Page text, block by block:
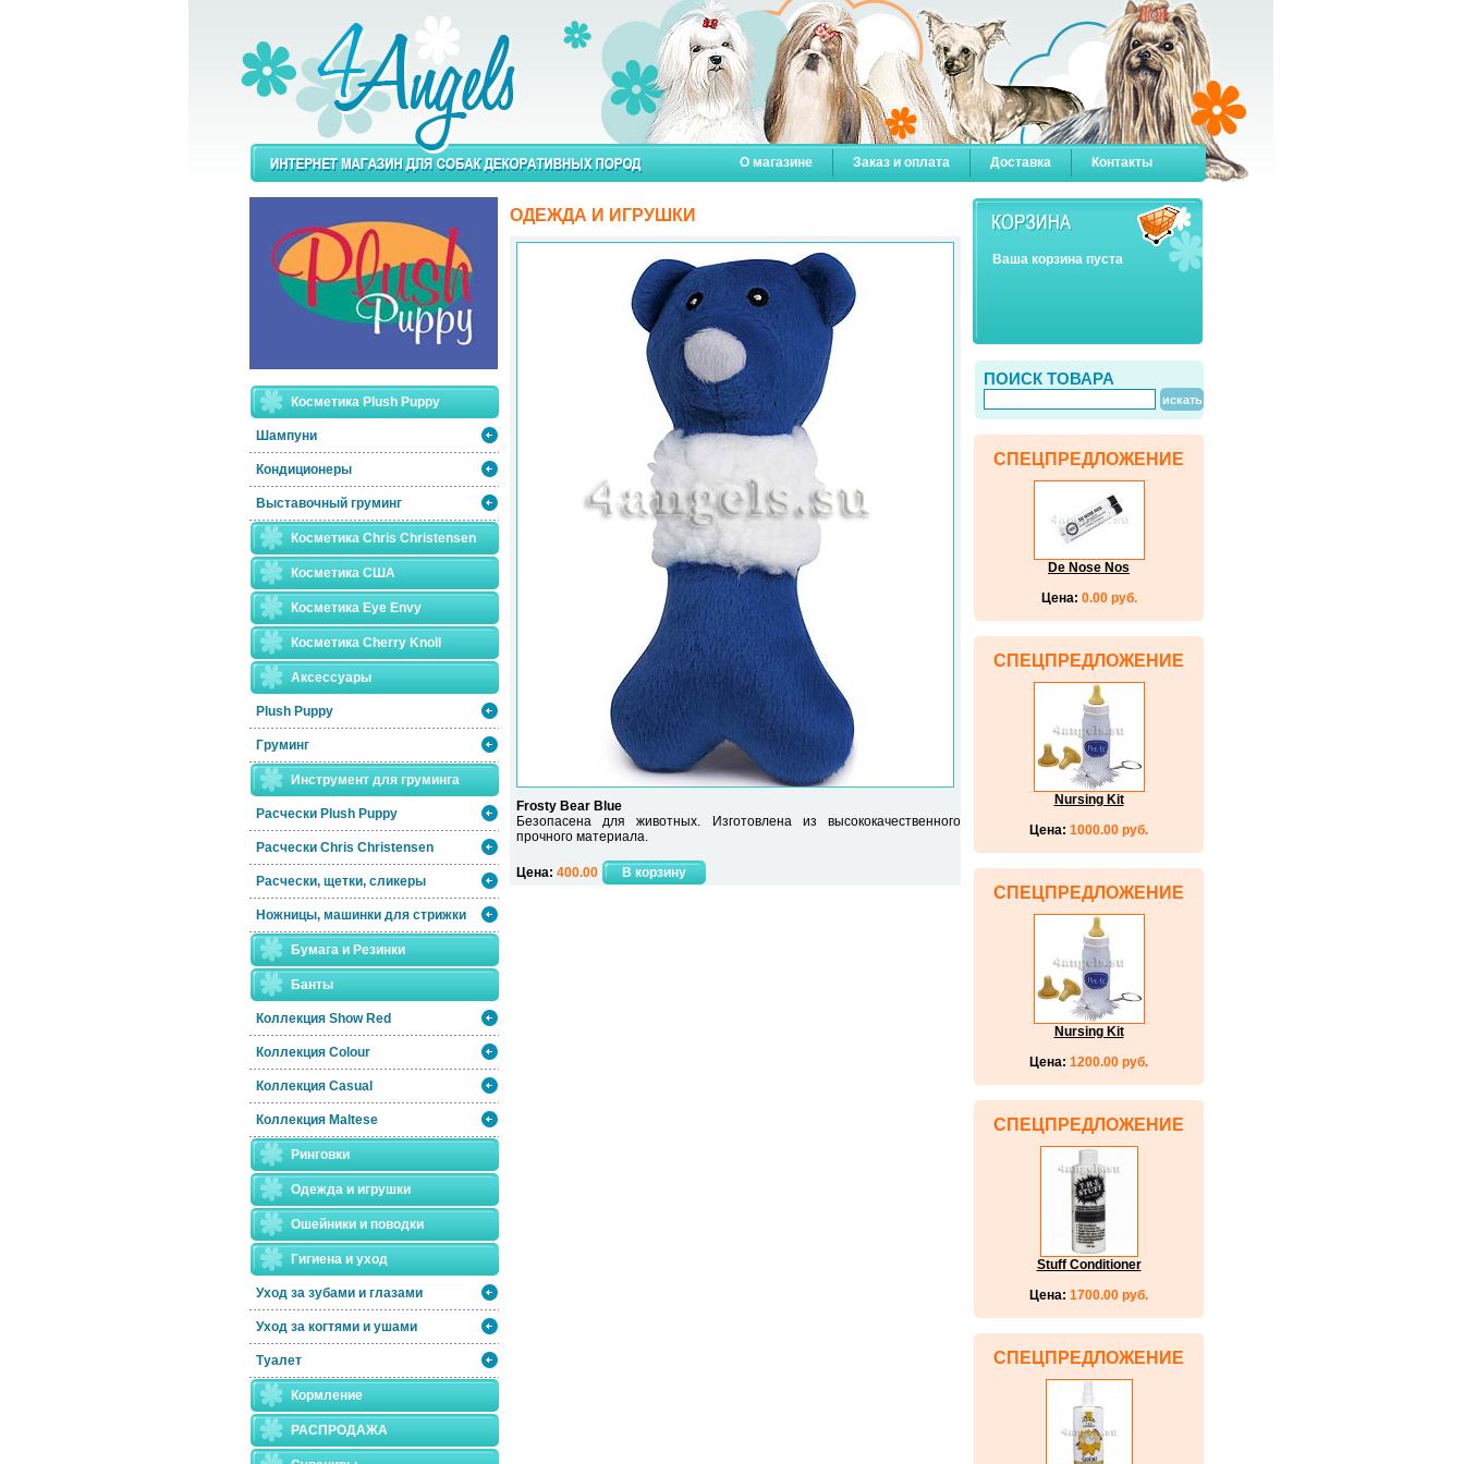
О магазине Заказ и оплата Доставка Контакты
Косметика Plush Puppy
Шампуни
Кондиционеры
Выставочный груминг
Косметика Chris Christensen
Косметика США
Косметика Eye Envy
Косметика Сherry Knoll
Аксессуары
Plush Puppy
Груминг
Инструмент для груминга
Расчески Plush Puppy
Расчески Сhris Christensen
Расчески, щетки, сликеры
Ножницы, машинки для стрижки
Бумага и Резинки
Банты
Коллекция Show Red
Коллекция Colour
Коллекция Casual
Коллекция Maltese
Ринговки
Одежда и игрушки
Ошейники и поводки
Гигиена и уход
Уход за зубами и глазами
Уход за когтями и ушами
Туалет
Кормление
РАСПРОДАЖА
ОДЕЖДА И ИГРУШКИ
Frosty Bear Blue
Безопасена для животных. Изготовлена из высококачественного
прочного материала.
Цена: 400.00
Ваша корзина пуста
ПОИСК ТОВАРА
СПЕЦПРЕДЛОЖЕНИЕ
De Nose Nos
Цена: 0.00 руб.
СПЕЦПРЕДЛОЖЕНИЕ
Nursing Kit
Цена: 1000.00 руб.
СПЕЦПРЕДЛОЖЕНИЕ
Nursing Kit
Цена: 1200.00 руб.
СПЕЦПРЕДЛОЖЕНИЕ
Stuff Conditioner
Цена: 1700.00 руб.
СПЕЦПРЕДЛОЖЕНИЕ